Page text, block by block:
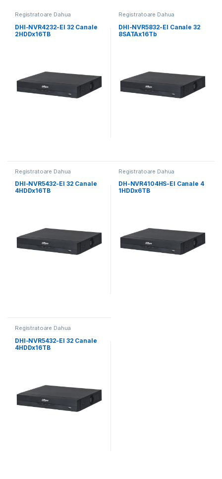
Registratoare Dahua
DHI-NVR4232-EI 32 Canale
2HDDx16TB
Registratoare Dahua
DHI-NVR5832-EI Canale 32
8SATAx16Tb
Registratoare Dahua
DHI-NVR5432-EI 32 Canale
4HDDx16TB
Registratoare Dahua
DH-NVR4104HS-EI Canale 4
1HDDx6TB
Registratoare Dahua
DHI-NVR5432-EI 32 Canale
4HDDx16TB